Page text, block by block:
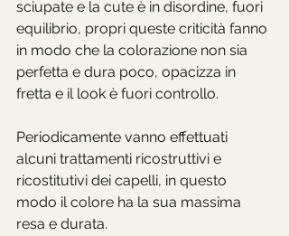
sciupate e la cute è in disordine, fuori
equilibrio, propri queste criticità fanno
in modo che la colorazione non sia
perfetta e dura poco, opacizza in
fretta e il look è fuori controllo.
Periodicamente vanno effettuati
alcuni trattamenti ricostruttivi e
ricostitutivi dei capelli, in questo
modo il colore ha la sua massima
resa e durata.